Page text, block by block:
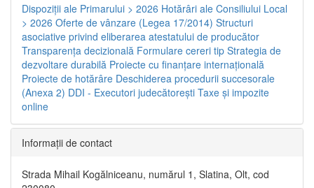
Dispoziţii ale Primarului > 2026 Hotărâri ale Consiliului Local
> 2026 Oferte de vânzare (Legea 17/2014) Structuri
asociative privind eliberarea atestatului de producător
Transparenţa decizională Formulare cereri tip Strategia de
dezvoltare durabilă Proiecte cu finanţare internaţională
Proiecte de hotărâre Deschiderea procedurii succesorale
(Anexa 2) DDI - Executori judecătorești Taxe şi impozite
online
Informaţii de contact
Strada Mihail Kogălniceanu, numărul 1, Slatina, Olt, cod